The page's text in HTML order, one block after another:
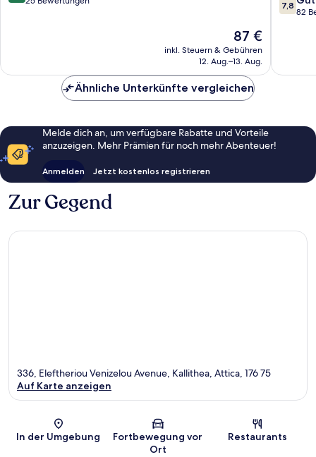
Der
Preis
beträgt
87 €
inkl. Steuern & Gebühren
12. Aug.–13. Aug.
von
7,8
82
Ähnliche Unterkünfte vergleichen
Melde dich an, um verfügbare Rabatte und Vorteile
anzuzeigen. Mehr Prämien für noch mehr Abenteuer!
Anmelden Jetzt kostenlos registrieren
Zur Gegend
Karte
336, Eleftheriou Venizelou Avenue, Kallithea, Attica, 176 75
Auf Karte anzeigen
In der Umgebung
Fortbewegung vor
Ort
Restaurants